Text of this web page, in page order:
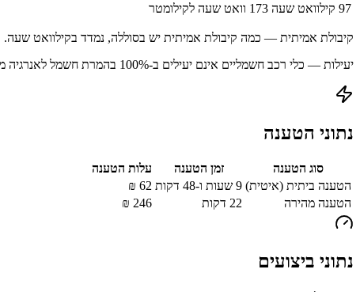
97 קילוואט שעה 173 וואט שעה לקילומטר
קיבולת אמיתית — כמה קיבולת אמיתית יש בסוללה, נמדד בקילוואט שעה.
יעילות — כלי רכב חשמליים אינם יעילים ב-100% בהמרת חשמל לאנרגיה מאוחסנת עקב הפסדים בתהליך הטעינה.
נתוני הטענה
סוג הטענה זמן הטענה
עלות הטענה
הטענה ביתית (איטית) 9 שעות ו-48 דקות 62
₪
הטענה מהירה
22 דקות 246
₪
נתוני ביצועים